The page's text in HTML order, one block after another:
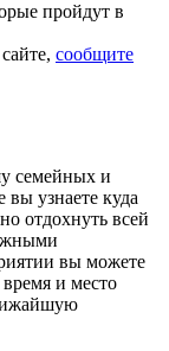
пройдут в
сообщите
семейных и
узнаете куда
отдохнуть всей
вы можете
и место